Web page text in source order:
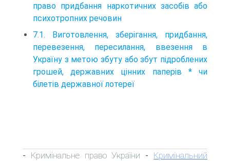
право придбання наркотичних засобів або
психотропних речовин
7.1. Виготовлення, зберігання, придбання,
перевезення, пересилання, ввезення в
Україну з метою збуту або збут підроблених
грошей, державних цінних паперів * чи
білетів державної лотереї
- Кримінальне право України - Кримінальний